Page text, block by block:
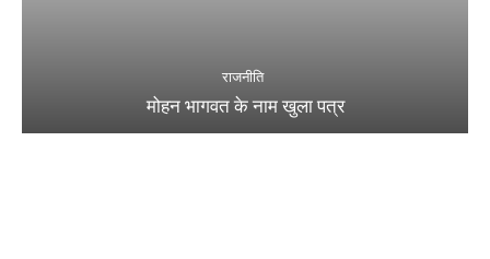
राजनीति
मोहन भागवत के नाम खुला पत्र